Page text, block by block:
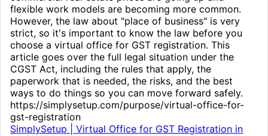
flexible work models are becoming more common.
However, the law about "place of business" is very
strict, so it's important to know the law before you
choose a virtual office for GST registration. This
article goes over the full legal situation under the
CGST Act, including the rules that apply, the
paperwork that is needed, the risks, and the best
ways to do things so you can move forward safely.
https://simplysetup.com/purpose/virtual-office-for-
gst-registration
SimplySetup | Virtual Office for GST Registration in